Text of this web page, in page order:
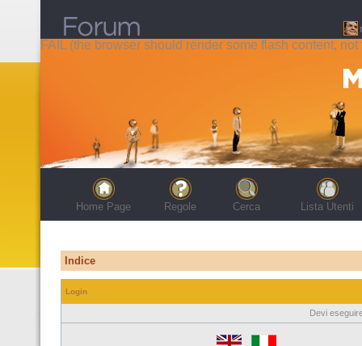
FAIL (the browser should render some flash content, not
Home Page Regole Cerca Lista Utenti
Indice
Login
Devi